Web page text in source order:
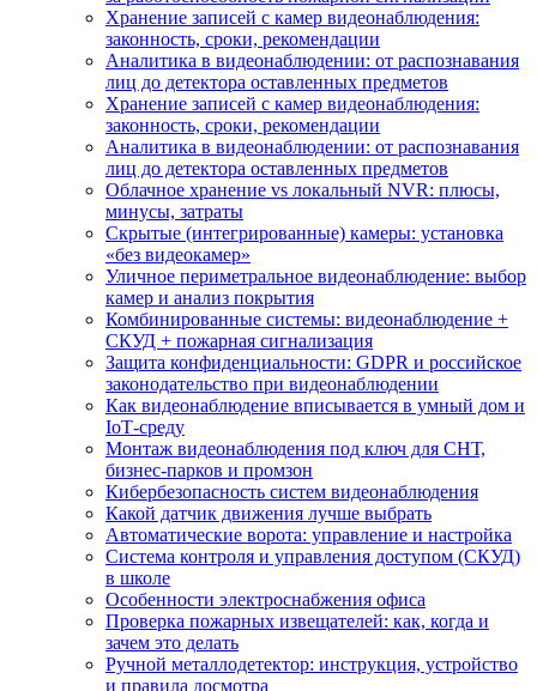
Хранение записей с камер видеонаблюдения:
законность, сроки, рекомендации
Аналитика в видеонаблюдении: от распознавания
лиц до детектора оставленных предметов
Хранение записей с камер видеонаблюдения:
законность, сроки, рекомендации
Аналитика в видеонаблюдении: от распознавания
лиц до детектора оставленных предметов
Облачное хранение vs локальный NVR: плюсы,
минусы, затраты
Скрытые (интегрированные) камеры: установка
«без видеокамер»
Уличное периметральное видеонаблюдение: выбор
камер и анализ покрытия
Комбинированные системы: видеонаблюдение +
СКУД + пожарная сигнализация
Защита конфиденциальности: GDPR и российское
законодательство при видеонаблюдении
Как видеонаблюдение вписывается в умный дом и
IoT‑среду
Монтаж видеонаблюдения под ключ для СНТ,
бизнес‑парков и промзон
Кибербезопасность систем видеонаблюдения
Какой датчик движения лучше выбрать
Автоматические ворота: управление и настройка
Система контроля и управления доступом (СКУД)
в школе
Особенности электроснабжения офиса
Проверка пожарных извещателей: как, когда и
зачем это делать
Ручной металлодетектор: инструкция, устройство
и правила досмотра